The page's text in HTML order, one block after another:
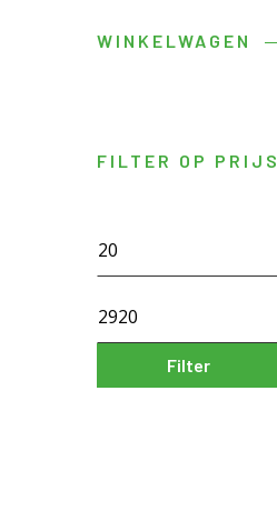
WINKELWAGEN
FILTER OP PRIJS
Filter